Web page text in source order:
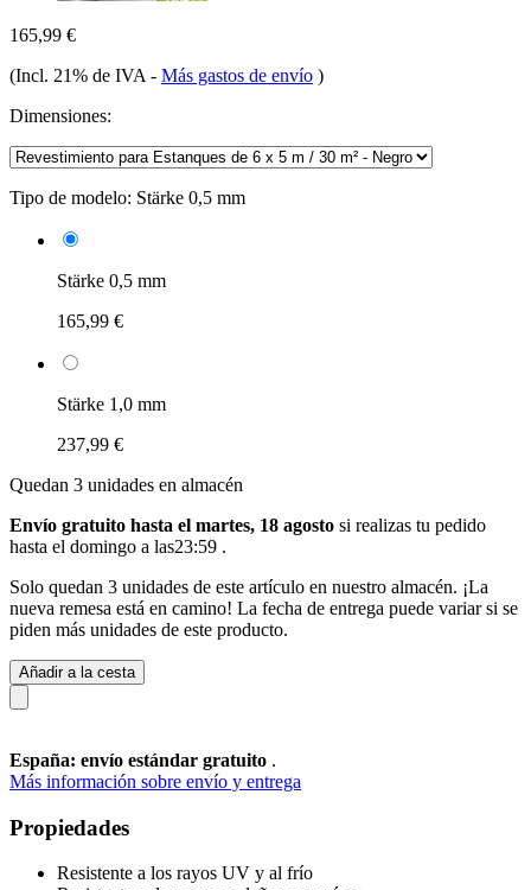
165,99 €
(Incl. 21% de IVA - Más gastos de envío )
Dimensiones:
Tipo de modelo: Stärke 0,5 mm
Stärke 0,5 mm
165,99 €
Stärke 1,0 mm
237,99 €
Quedan 3 unidades en almacén
Envío gratuito hasta el martes, 18 agosto si realizas tu pedido
hasta el domingo a las23:59 .
Solo quedan 3 unidades de este artículo en nuestro almacén. ¡La
nueva remesa está en camino! La fecha de entrega puede variar si se
piden más unidades de este producto.
Añadir a la cesta
España: envío estándar gratuito .
Más información sobre envío y entrega
Propiedades
Resistente a los rayos UV y al frío